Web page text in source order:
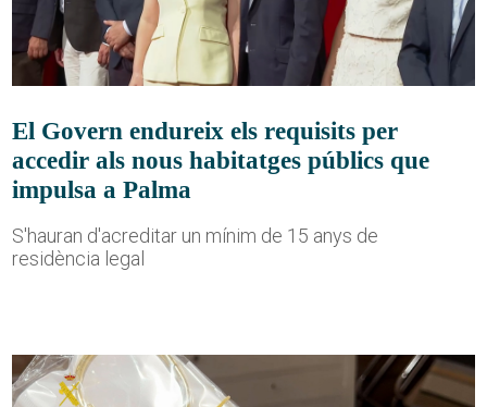
El Govern endureix els requisits per
accedir als nous habitatges públics que
impulsa a Palma
S'hauran d'acreditar un mínim de 15 anys de
residència legal